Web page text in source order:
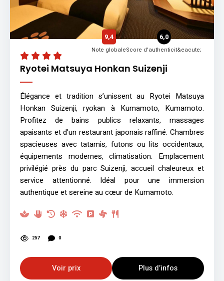
Ryotei Matsuya Honkan Suizenji
9,4
Note globale
6,0
Score d'authenticit&eacute;
Élégance et tradition s’unissent au Ryotei Matsuya
Honkan Suizenji, ryokan à Kumamoto, Kumamoto.
Profitez de bains publics relaxants, massages
apaisants et d’un restaurant japonais raffiné. Chambres
spacieuses avec tatamis, futons ou lits occidentaux,
équipements modernes, climatisation. Emplacement
privilégié près du parc Suizenji, accueil chaleureux et
service attentionné. Idéal pour une immersion
authentique et sereine au cœur de Kumamoto.
257 0
Voir prix Plus d’infos